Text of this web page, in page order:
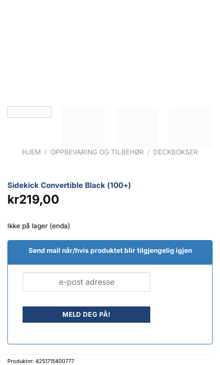
HJEM / OPPBEVARING OG TILBEHØR / DECKBOKSER
Sidekick Convertible Black (100+)
kr219,00
Ikke på lager (enda)
Send mail når/hvis produktet blir tilgjengelig igjen
Produktnr: 4251715400777